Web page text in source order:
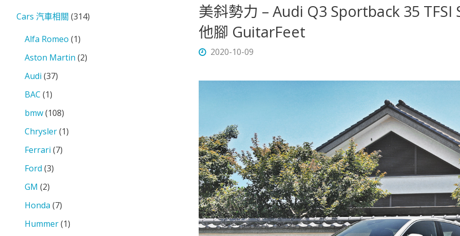
美斜勢力 – Audi Q3 Sportback 35
他腳 GuitarFeet
2020-10-09
Cars 汽車相關 (314)
Alfa Romeo (1)
Aston Martin (2)
Audi (37)
BAC (1)
bmw(108)
Chrysler(1)
Ferrari (7)
Ford (3)
GM (2)
Honda (7)
Hummer(1)